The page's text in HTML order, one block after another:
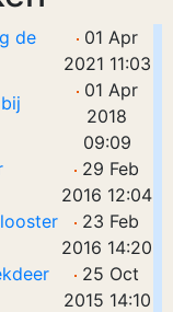
de
01 Apr
2021 11:03
01 Apr
2018
09:09
29 Feb
2016 12:04
23 Feb
2016 14:20
25 Oct
2015 14:10